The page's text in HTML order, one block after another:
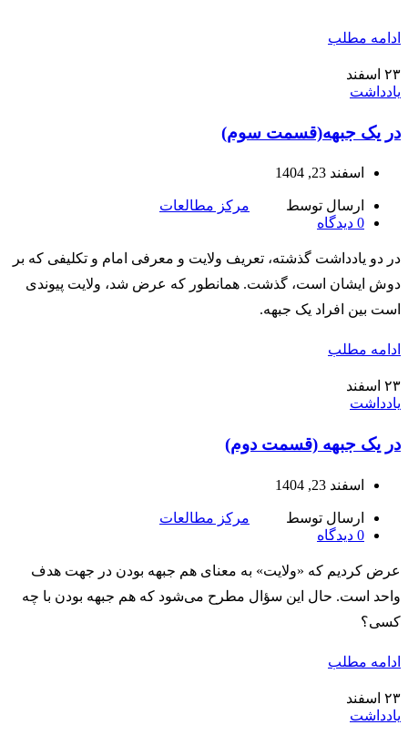
ادامه مطلب
۲۳ اسفند
یادداشت
در یک جبهه(قسمت سوم)
اسفند 23, 1404
ارسال توسط
مرکز مطالعات
0 دیدگاه
در دو یادداشت گذشته، تعریف ولایت و معرفی امام و تکلیفی که بر
دوش ایشان است، گذشت. همانطور که عرض شد، ولایت پیوندی
است بین افراد یک جبهه.
ادامه مطلب
۲۳ اسفند
یادداشت
در یک جبهه (قسمت دوم)
اسفند 23, 1404
ارسال توسط
مرکز مطالعات
0 دیدگاه
عرض کردیم که «ولایت» به معنای هم‌ جبهه بودن در جهت هدف
واحد است. حال این سؤال مطرح می‌شود که هم‌ جبهه بودن با چه
کسی؟
ادامه مطلب
۲۳ اسفند
یادداشت